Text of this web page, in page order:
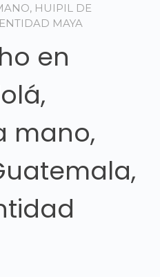
HUIPIL DE
MAYA
en
mano,